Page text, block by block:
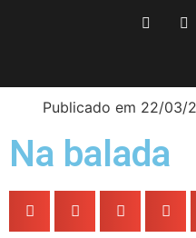
Publicado em 22/03/
Na balada